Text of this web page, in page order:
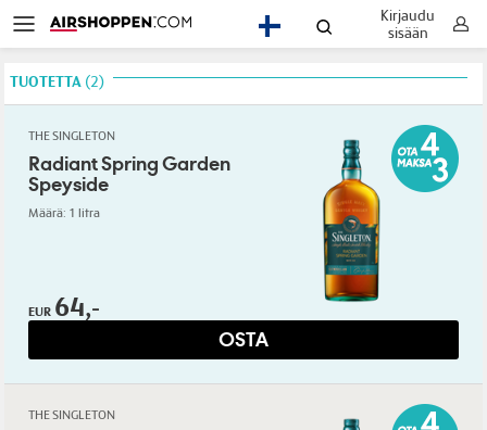
Kirjaudu
sisään
2
TUOTETTA
THE SINGLETON
Radiant Spring Garden
Speyside
Määrä: 1 litra
EUR 64,-
OSTA
THE SINGLETON